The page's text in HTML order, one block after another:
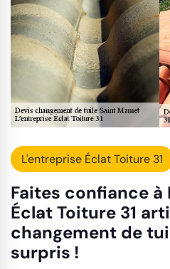
L'entreprise Éclat Toiture 31
Faites confiance à
Éclat Toiture 31
changement de
surpris !